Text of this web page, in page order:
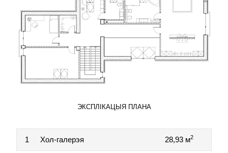
ЭКСПЛІКАЦЫЯ ПЛАНА
1 Хол-галерэя 28,93 м2